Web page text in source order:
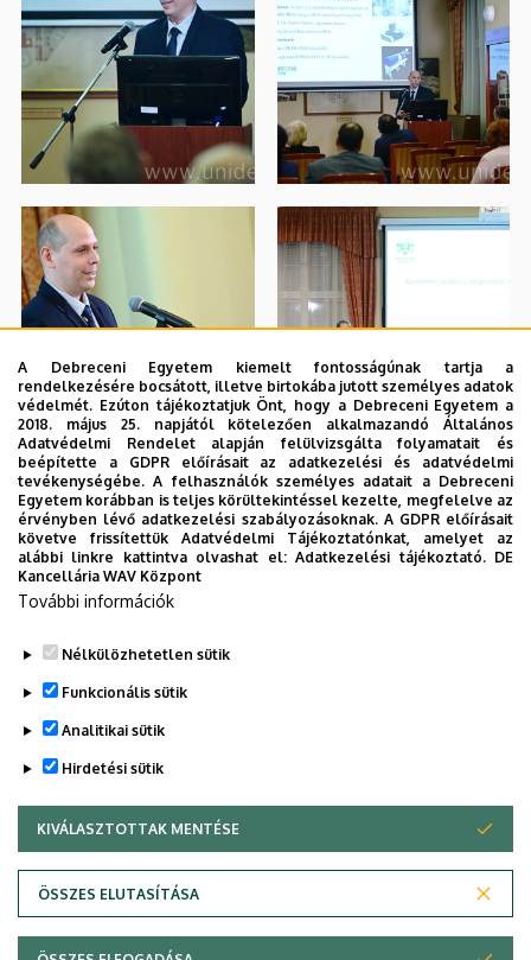
Adatvédelem
A Debreceni Egyetem kiemelt fontosságúnak tartja a
rendelkezésére bocsátott, illetve birtokába jutott személyes adatok
védelmét. Ezúton tájékoztatjuk Önt, hogy a Debreceni Egyetem a
2018. május 25. napjától kötelezően alkalmazandó Általános
Adatvédelmi Rendelet alapján felülvizsgálta folyamatait és
beépítette a GDPR előírásait az adatkezelési és adatvédelmi
tevékenységébe. A felhasználók személyes adatait a Debreceni
Egyetem korábban is teljes körültekintéssel kezelte, megfelelve az
érvényben lévő adatkezelési szabályozásoknak. A GDPR előírásait
követve frissítettük Adatvédelmi Tájékoztatónkat, amelyet az
alábbi linkre kattintva olvashat el:Adatkezelési tájékoztató. DE
Kancellária WAV Központ
További információk
Nélkülözhetetlen sütik
Funkcionális sütik
Analitikai sütik
Hirdetési sütik
KIVÁLASZTOTTAK MENTÉSE
ÖSSZES ELUTASÍTÁSA
WITHDRAW CONSENT